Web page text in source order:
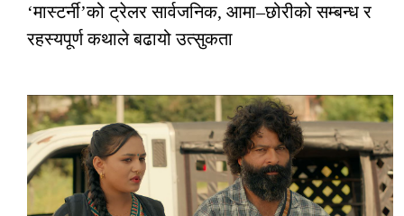
‘मास्टर्नी’को ट्रेलर सार्वजनिक, आमा–छोरीको सम्बन्ध र
रहस्यपूर्ण कथाले बढायो उत्सुकता